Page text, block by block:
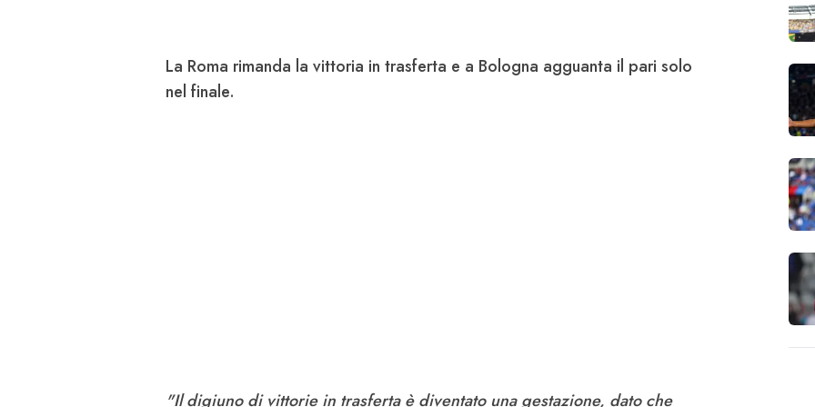
La Roma rimanda la vittoria in trasferta e a Bologna agguanta il pari solo
nel finale.
"Il digiuno di vittorie in trasferta è diventato una gestazione, dato che